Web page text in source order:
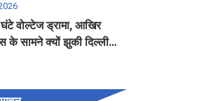
वोल्टेज ड्रामा, आखिर
के सामने क्यों झुकी दिल्ली